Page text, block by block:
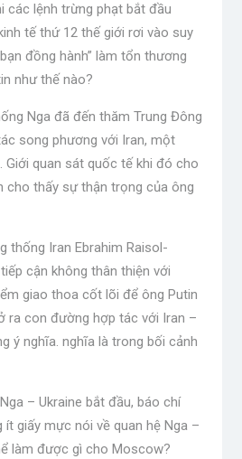
các lệnh trừng phạt bắt đầu
tế thứ 12 thế giới rơi vào suy
đồng hành” làm tổn thương
như thế nào?
Nga đã đến thăm Trung Đông
song phương với Iran, một
quan sát quốc tế khi đó cho
cho thấy sự thận trọng của ông
thống Iran Ebrahim Raisol-
cận không thân thiện với
giao thoa cốt lõi để ông Putin
ra con đường hợp tác với Iran –
ý nghĩa. nghĩa là trong bối cảnh
– Ukraine bắt đầu, báo chí
giấy mực nói về quan hệ Nga –
làm được gì cho Moscow?